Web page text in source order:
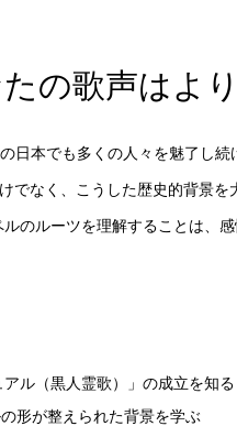
の歌声はよ
本でも多くの人々を魅了し続
でなく、こうした歴史的背景
のルーツを理解することは、
ル（黒人霊歌）」の成立を知る
形が整えられた背景を学ぶ